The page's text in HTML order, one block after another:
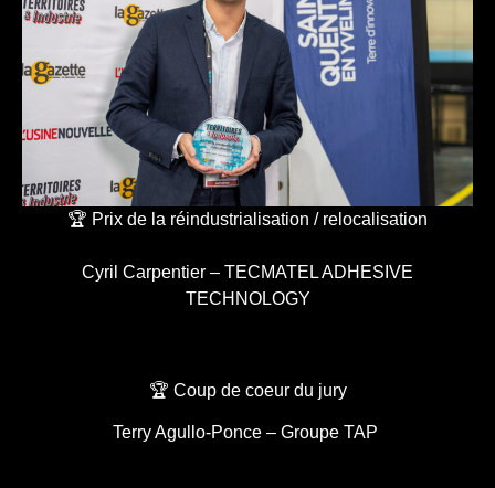
🏆 Prix de la réindustrialisation / relocalisation
Cyril Carpentier – TECMATEL ADHESIVE
TECHNOLOGY
🏆 Coup de coeur du jury
Terry Agullo-Ponce – Groupe TAP